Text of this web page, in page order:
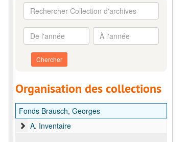
Rechercher
Collection
d'archives
De
l'année
À
l'année
Organisation des collections
Fonds Brausch, Georges
A. Inventaire